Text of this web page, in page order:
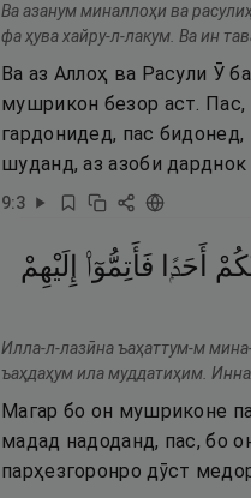
Ва азанум миналлоҳи ва
фа ҳува хайру-л-лакум. Ва ин
Ва аз Аллоҳ ва Расули Ӯ
мушрикон безор аст. Пас,
гардонидед, пас
шуданд, аз азоби
9:3
أَحَدًۭا فَأَتِمُّوٓا۟
إِلَيْهِمْ
Илла-л-лазӣна ъаҳаттум-м
ъаҳдаҳум ила муддатиҳим.
Магар бо он мушриконе
мадад надоданд, пас, бо
парҳезгоронро дӯст